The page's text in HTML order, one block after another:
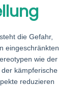
die Gefahr,
eingeschränkten
wie der
kämpferische
reduzieren